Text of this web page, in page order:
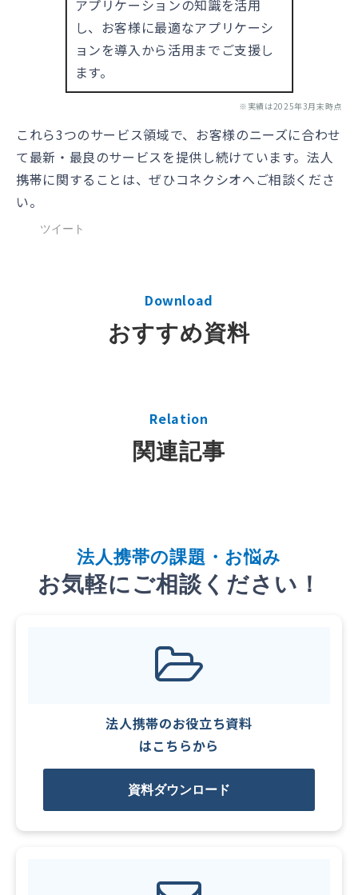
アプリケーションの知識を活用
し、お客様に最適なアプリケーシ
ョンを導入から活用までご支援し
ます。
※実績は2025年3月末時点
これら3つのサービス領域で、お客様のニーズに合わせ
て最新・最良のサービスを提供し続けています。法人
携帯に関することは、ぜひコネクシオへご相談くださ
い。
ツイート
Download
おすすめ資料
Relation
関連記事
法人携帯の課題・お悩み
お気軽にご相談ください！
法人携帯のお役立ち資料
はこちらから
資料ダウンロード